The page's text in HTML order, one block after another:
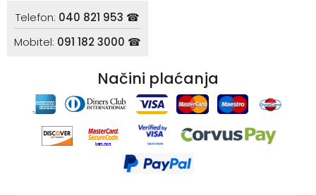
Telefon: 040 821 953 ☎
Mobitel: 091 182 3000 ☎
Načini plaćanja